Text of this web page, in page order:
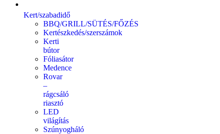
Kert/szabadidő
BBQ/GRILL/SÜTÉS/FŐZÉS
Kertészkedés/szerszámok
Kerti
bútor
Fóliasátor
Medence
Rovar
–
rágcsáló
riasztó
LED
világítás
Szúnyogháló